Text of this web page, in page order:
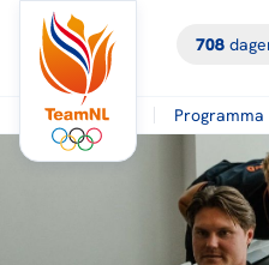
708
Programma